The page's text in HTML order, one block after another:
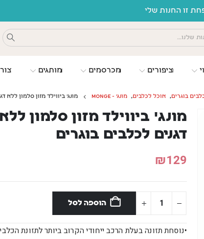
זו החנות שלי
ציפורים מכרסמים מותגים
בוגרים, אוכל לכלבים, מונג' - MONGE מונג' ביווילד מזון סלמון ללא
מונג' ביווילד מזון סלמון ללא
דגנים לכלבים בוגרים
₪129
הוספה לסל
•נוסחת תזונה בעלת הרכב ייחודי הקרוב ביותר לתזונת